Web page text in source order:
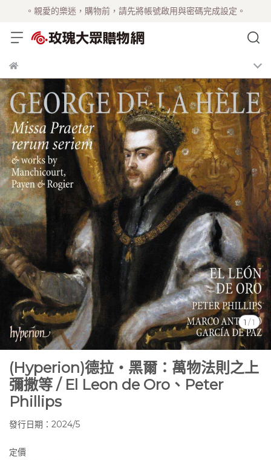
。親愛的樂迷，購物前，請先將帳號啟用與密碼完成設定。
1 /1
(Hyperion)德拉‧黑爾：萬物法則之上
彌撒等 / El Leon de Oro、Peter
Phillips
發行日期：2024/5
定價